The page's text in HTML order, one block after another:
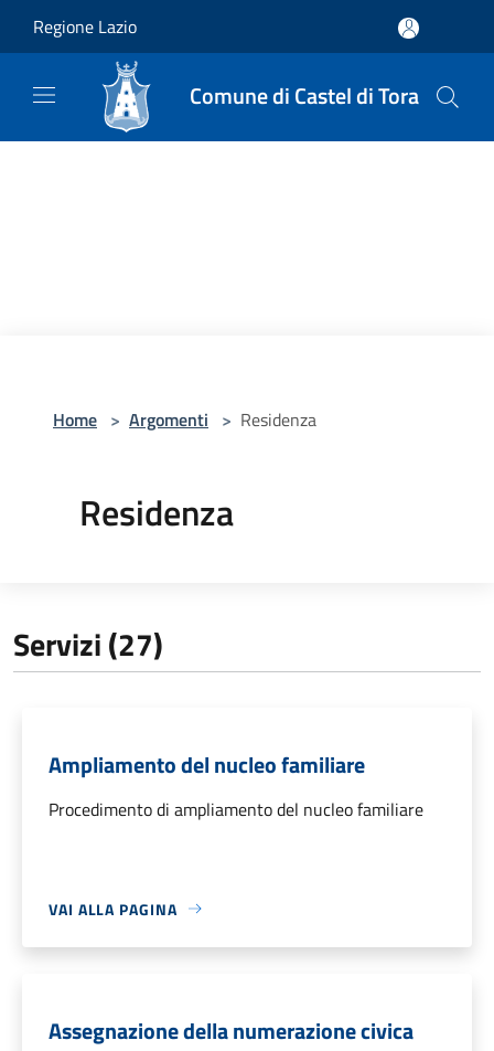
Regione Lazio
Comune di Castel di Tora
Home > Argomenti > Residenza
Residenza
Servizi (27)
Ampliamento del nucleo familiare
Procedimento di ampliamento del nucleo familiare
VAI ALLA PAGINA
Assegnazione della numerazione civica